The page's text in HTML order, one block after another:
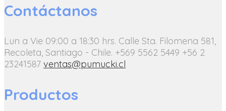
Contáctanos
Lun a Vie 09:00 a 18:30 hrs. Calle Sta. Filomena 581,
Recoleta, Santiago - Chile. +569 5562 5449 +56 2
23241587 ventas@pumucki.cl
Productos